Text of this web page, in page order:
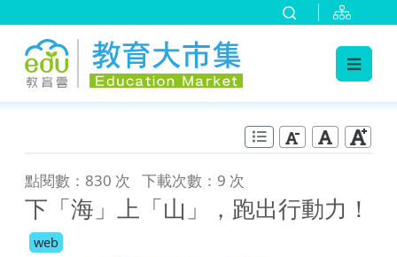
點閱數：830 次 下載次數：9 次
下「海」上「山」，跑出行動力！
web